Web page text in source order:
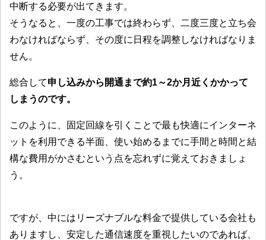
中断する必要が出てきます。
そうなると、一度の工事では終わらず、二度三度と立ち会
わなければならず、その度に日程を調整しなければなりま
せん。
総合して申し込みから開通まで約1～2か月近くかかって
しまうのです。
このように、固定回線を引くことで最も快適にインターネ
ットを利用できる半面、使い始めるまでに手間と時間と結
構な費用がかさむという点を忘れずに覚えておきましょ
う。
ですが、中にはリーズナブルな料金で提供している会社も
ありますし、安定した通信速度を重視したいのであれば、